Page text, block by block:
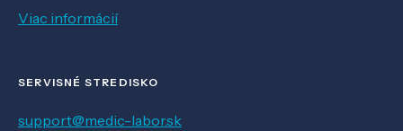
Viac informácií
SERVISNÉ STREDISKO
support@medic-labor.sk